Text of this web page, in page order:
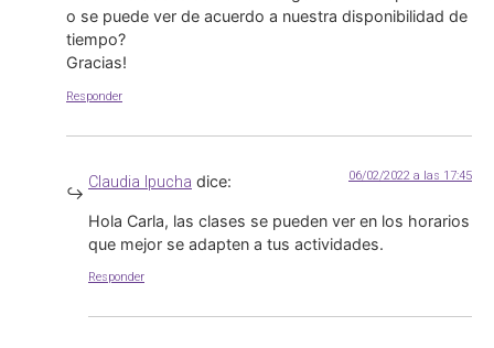
o se puede ver de acuerdo a nuestra disponibilidad de
tiempo?
Gracias!
Responder
Claudia Ipucha dice: 06/02/2022 a las 17:45
Hola Carla, las clases se pueden ver en los horarios
que mejor se adapten a tus actividades.
Responder